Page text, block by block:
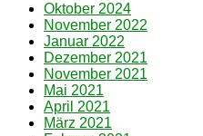
Oktober 2024
November 2022
Januar 2022
Dezember 2021
November 2021
Mai 2021
April 2021
März 2021